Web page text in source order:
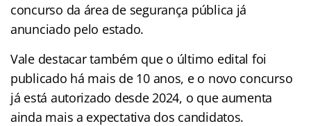
concurso da área de segurança pública já
anunciado pelo estado.
Vale destacar também que o último edital foi
publicado há mais de 10 anos, e o novo concurso
já está autorizado desde 2024, o que aumenta
ainda mais a expectativa dos candidatos.